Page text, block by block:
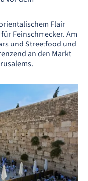
Flair
Feinschmecker. Am
und Streetfood und
an den Markt